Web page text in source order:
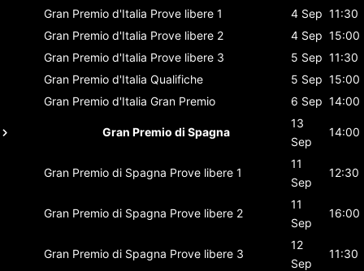
Gran Premio d'Italia Prove libere 1 4 Sep 11:30
Gran Premio d'Italia Prove libere 2 4 Sep 15:00
Gran Premio d'Italia Prove libere 3 5 Sep 11:30
Gran Premio d'Italia Qualifiche 5 Sep 15:00
Gran Premio d'Italia Gran Premio 6 Sep 14:00
Gran Premio di Spagna
13
Sep
14:00
Gran Premio di Spagna Prove libere 1
11
Sep
12:30
Gran Premio di Spagna Prove libere 2
11
Sep
16:00
Gran Premio di Spagna Prove libere 3
12
Sep
11:30